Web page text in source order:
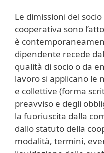
Le dimissioni del
cooperativa sono
è
dipendente recede
qualità di socio o da
lavoro si applicano le
e collettive (forma
preavviso e degli
la fuoriuscita dalla
dallo statuto della
modalità, termini,